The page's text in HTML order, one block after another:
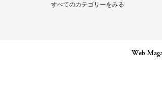
すべてのカテゴリーをみる